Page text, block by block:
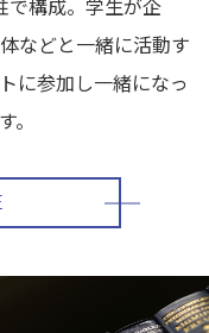
などと一緒に活動す
に参加し一緒になっ